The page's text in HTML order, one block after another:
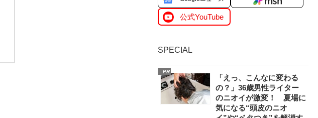
公式YouTube
SPECIAL
PR
「えっ、こんなに変わる
の？」36歳男性ライター
のニオイが激変！ 夏場に
気になる“頭皮のニオ